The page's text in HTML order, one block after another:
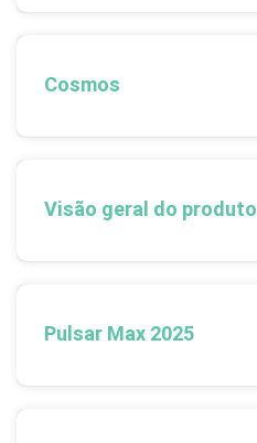
Cosmos
Visão geral do produto
Pulsar Max 2025